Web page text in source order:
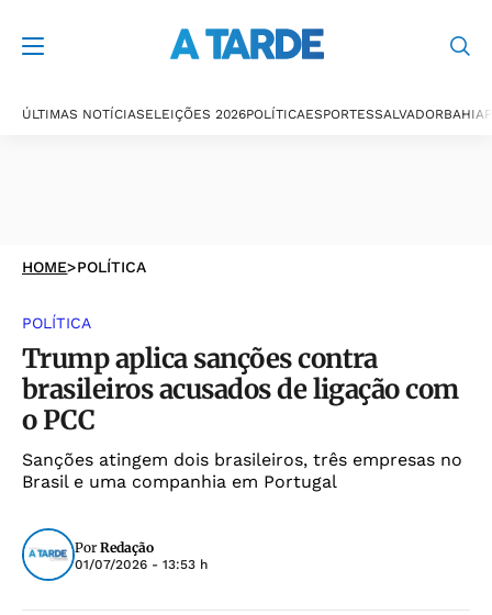
ÚLTIMAS NOTÍCIASELEIÇÕES 2026POLÍTICAESPORTESSALVADORBAHIA
HOME>POLÍTICA
POLÍTICA
Trump aplica sanções contra
brasileiros acusados de ligação com
o PCC
Sanções atingem dois brasileiros, três empresas no
Brasil e uma companhia em Portugal
Por Redação
01/07/2026 - 13:53 h